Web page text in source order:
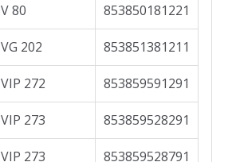
V 80 853850181221
VG 202 853851381211
VIP 272 853859591291
VIP 273 853859528291
VIP 273 853859528791